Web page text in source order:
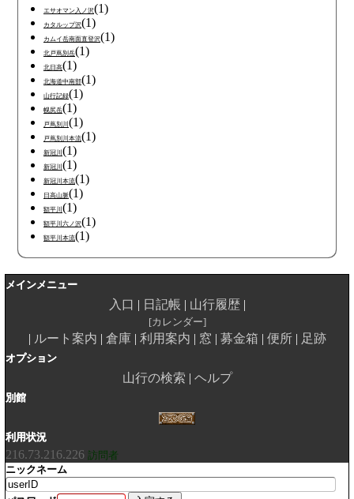
エサオマン入ノ沢(1)
カタルップ沢(1)
カムイ岳南面直登沢(1)
北戸蔦別岳(1)
北日高(1)
北海道中南部(1)
山行記録(1)
幌尻岳(1)
戸蔦別川 (1)
戸蔦別川本流(1)
新冠川 (1)
新冠川 (1)
新冠川本流(1)
日高山脈(1)
額平川 (1)
額平川六ノ沢(1)
額平川本流(1)
メインメニュー
入口 日記帳 山行履歴
カレンダー
ルート案内 倉庫 利用案内 窓 募金箱 便所 足跡
オプション
山行の検索 ヘルプ
別館
利用状況
216.73.216.226 訪問者
ニックネーム